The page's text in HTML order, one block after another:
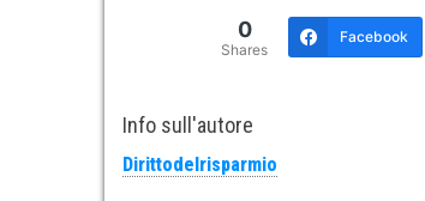
0
Shares
Facebook
Info sull'autore
Dirittodelrisparmio